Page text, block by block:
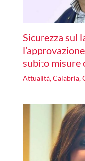
Sicurezza sul
subito misure
Attualità,Calabria,